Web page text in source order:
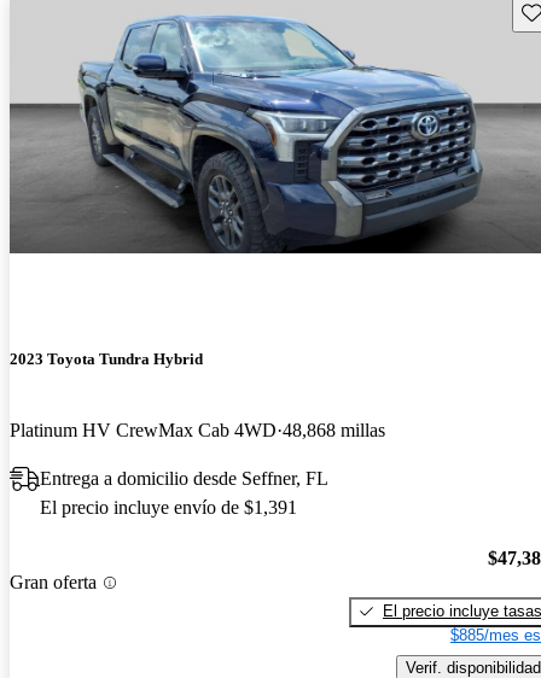
2023 Toyota Tundra Hybrid
Platinum HV CrewMax Cab 4WD 48,868 millas
Entrega a domicilio desde Seffner, FL
El precio incluye envío de $1,391
Gran oferta
El precio incluye tasas
$885/mes
Verif. disponibilidad